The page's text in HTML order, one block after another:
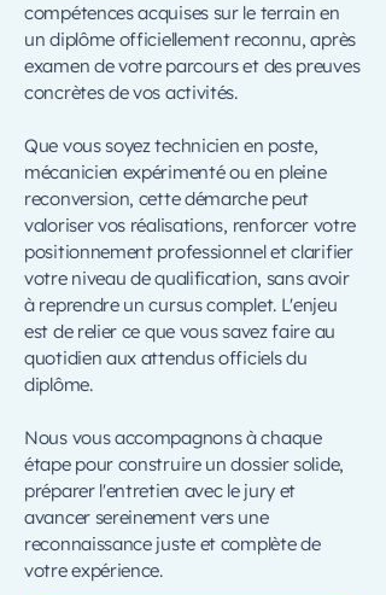
compétences acquises sur le terrain en
un diplôme officiellement reconnu, après
examen de votre parcours et des preuves
concrètes de vos activités.
Que vous soyez technicien en poste,
mécanicien expérimenté ou en pleine
reconversion, cette démarche peut
valoriser vos réalisations, renforcer votre
positionnement professionnel et clarifier
votre niveau de qualification, sans avoir
à reprendre un cursus complet. L'enjeu
est de relier ce que vous savez faire au
quotidien aux attendus officiels du
diplôme.
Nous vous accompagnons à chaque
étape pour construire un dossier solide,
préparer l'entretien avec le jury et
avancer sereinement vers une
reconnaissance juste et complète de
votre expérience.